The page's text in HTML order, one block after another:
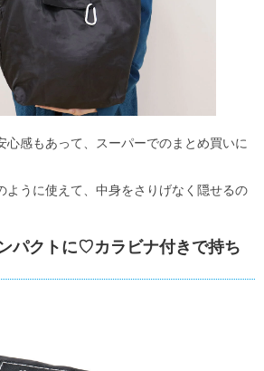
心感もあって、スーパーでのまとめ買いに
ように使えて、中身をさりげなく隠せるの
パクトに♡カラビナ付きで持ち